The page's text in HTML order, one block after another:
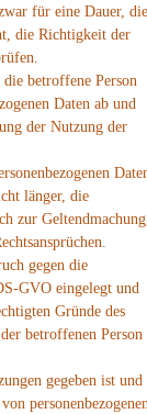
für eine Dauer, die
die Richtigkeit der
betroffene Person
Daten ab und
der Nutzung der
länger, die
zur
gegen die
GVO eingelegt und
Gründe des
betroffenen Person
gegeben ist und